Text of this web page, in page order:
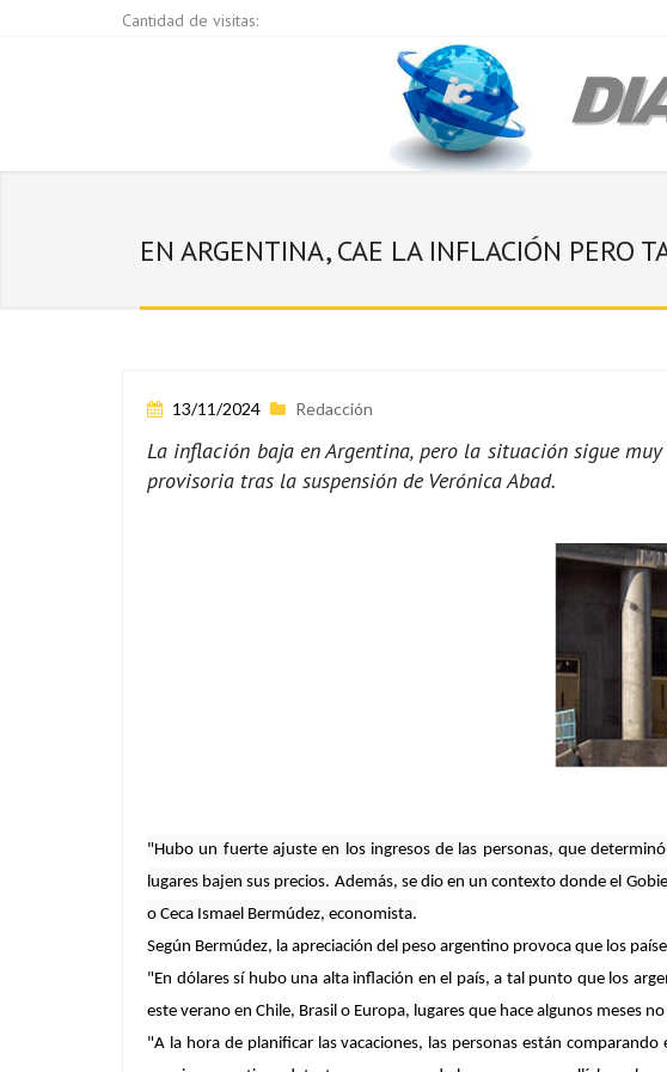
Cantidad de visitas:
EN ARGENTINA, CAE LA INFLACIÓN PERO
13/11/2024 Redacción
La inflación baja en Argentina, pero la situación sigue
provisoria tras la suspensión de Verónica Abad.
"Hubo un fuerte ajuste en los ingresos de las personas, que
lugares bajen sus precios. Además, se dio en un contexto donde el
o Ceca Ismael Bermúdez, economista.
Según Bermúdez, la apreciación del peso argentino provoca que los
"En dólares sí hubo una alta inflación en el país, a tal punto que los
este verano en Chile, Brasil o Europa, lugares que hace algunos meses
"A la hora de planificar las vacaciones, las personas están